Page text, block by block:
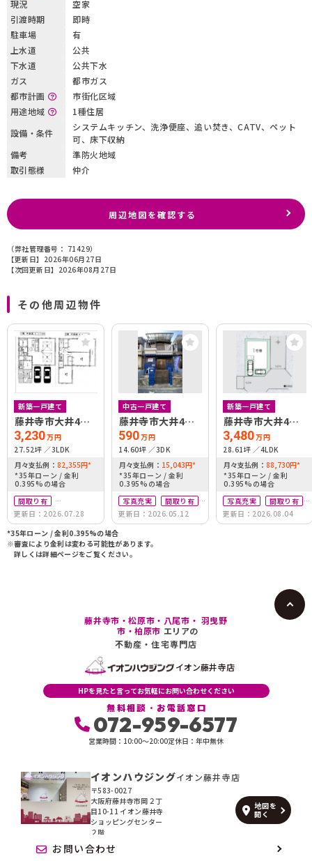
現況
空家
引渡時期
即時
駐車場
有
上水道
公共
下水道
公共下水
ガス
都市ガス
都市計画
市街化区域
用途地域
1種住居
設備・条件
システムキッチン、洗浄便座、追い焚き、CATV、ペット
可、床下収納
備考
準防火地域
取引態様
仲介
周辺地図を確認する
（弊社管理番号： 71429）
【更新日】2026年06月27日
【次回更新日】2026年08月27日
その他周辺物件
新築一戸建て
藤井寺市大井4丁
目
3,230万円
27.52坪
3LDK
月々支払例： 82,355円*
*35年ローン / 金利
0.395%の場合
間取り有
築10年以内
駐車場2台可
更新日：2026.07.28
中古一戸建て
藤井寺市大井4丁
目
590万円
14.60坪
3DK
月々支払例： 15,043円*
*35年ローン / 金利
0.395%の場合
写真充実
間取り有
リフォーム済
更新日：2026.05.12
新築一戸建て
藤井寺市大井4丁
目１号棟 藤井寺
市大井４丁目０１
期
3,480万円
28.61坪
4LDK
月々支払例： 88,730円*
*35年ローン / 金利
0.395%の場合
写真充実
間取り有
築10年以内
更新日：2026.08.04
*35年ローン / 金利0.395%の場合
※審査により金利は変わる可能性があります。
詳しくは詳細ページをご覧ください。
藤井寺市・松原市・八尾市・ 羽曳野
市・柏原市 エリアの
不動産・住宅専門店
イオン藤井寺店
HPを見たと言ってお気軽にお問い合わせください
無料相談・お電話窓口
072-959-6577
営業時間：10:00〜20:00定休日：年中無休
イオンハウジングイオン藤井寺店
〒583-0027
大阪府藤井寺市岡２丁
目10-11 イオン藤井寺
ショッピングセンター
２階
地図を
開く
お問い合わせ